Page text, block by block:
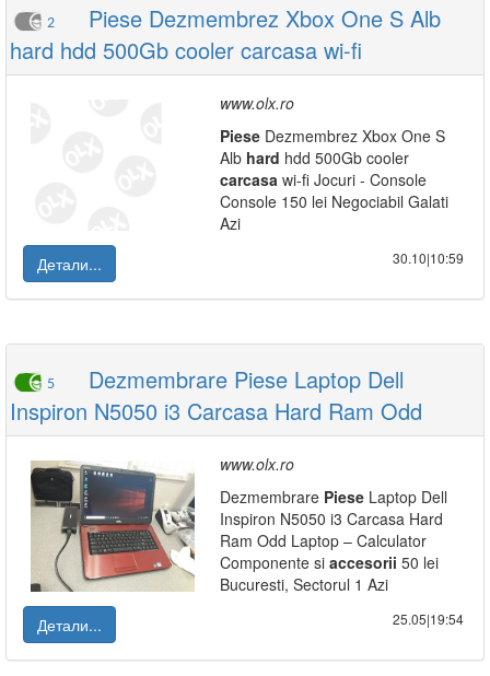
2
Piese Dezmembrez Xbox One S Alb
hard hdd 500Gb cooler carcasa wi-fi
www.olx.ro
Piese Dezmembrez Xbox One S
Alb hard hdd 500Gb cooler
carcasa wi-fi Jocuri - Console
Console 150 lei Negociabil Galati
Azi
Детали...
30.10|10:59
5
Dezmembrare Piese Laptop Dell
Inspiron N5050 i3 Carcasa Hard Ram Odd
www.olx.ro
Dezmembrare Piese Laptop Dell
Inspiron N5050 i3 Carcasa Hard
Ram Odd Laptop – Calculator
Componente si accesorii 50 lei
Bucuresti, Sectorul 1 Azi
Детали...
25.05|19:54